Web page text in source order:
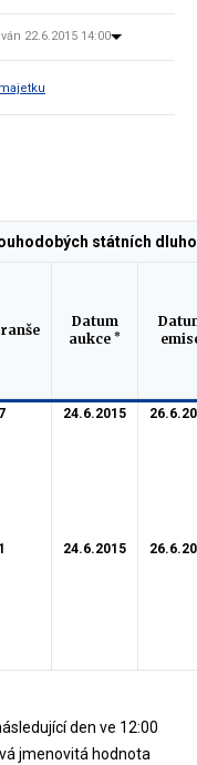
22.6.2015 14:00
státních
Datum
aukce *
24.6.2015
24.6.2015
den ve 12:00
jmenovitá hodnota